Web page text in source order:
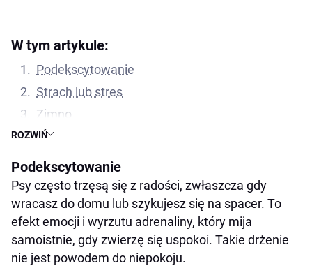
W tym artykule:
ROZWIŃ
Podekscytowanie
Strach lub stres
Zimno
Ból lub dyskomfort
Nudności lub choroba
Choroby i zaburzenia neurologiczne
Najczęstsze przyczyny drżenia u psa – tabela
objawów i reakcji
Wiedza ekspercka i badania naukowe
Kiedy skontaktować się z weterynarzem
Podekscytowanie
Psy często trzęsą się z radości, zwłaszcza gdy
wracasz do domu lub szykujesz się na spacer. To
efekt emocji i wyrzutu adrenaliny, który mija
samoistnie, gdy zwierzę się uspokoi. Takie drżenie
nie jest powodem do niepokoju.